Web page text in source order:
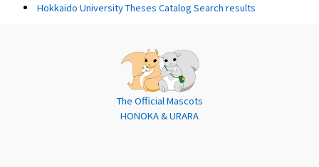
Hokkaido University Theses Catalog Search results
The Official Mascots
HONOKA & URARA